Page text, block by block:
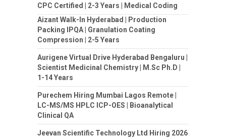
CPC Certified | 2-3 Years | Medical Coding
Aizant Walk-In Hyderabad | Production
Packing IPQA | Granulation Coating
Compression | 2-5 Years
Aurigene Virtual Drive Hyderabad Bengaluru |
Scientist Medicinal Chemistry | M.Sc Ph.D |
1-14 Years
Purechem Hiring Mumbai Lagos Remote |
LC-MS/MS HPLC ICP-OES | Bioanalytical
Clinical QA
Jeevan Scientific Technology Ltd Hiring 2026